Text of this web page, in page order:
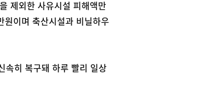
제외한 사유시설 피해액만
이며 축산시설과 비닐하우
속히 복구돼 하루 빨리 일상